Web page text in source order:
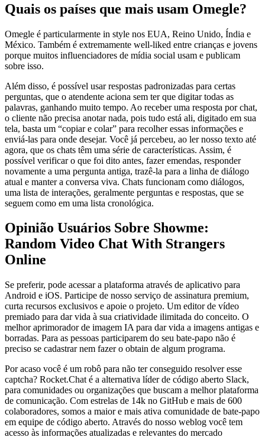
Quais os países que mais usam Omegle?
Omegle é particularmente in style nos EUA, Reino Unido, Índia e
México. Também é extremamente well-liked entre crianças e jovens
porque muitos influenciadores de mídia social usam e publicam
sobre isso.
Além disso, é possível usar respostas padronizadas para certas
perguntas, que o atendente aciona sem ter que digitar todas as
palavras, ganhando muito tempo. Ao receber uma resposta por chat,
o cliente não precisa anotar nada, pois tudo está ali, digitado em sua
tela, basta um “copiar e colar” para recolher essas informações e
enviá-las para onde desejar. Você já percebeu, ao ler nosso texto até
agora, que os chats têm uma série de características. Assim, é
possível verificar o que foi dito antes, fazer emendas, responder
novamente a uma pergunta antiga, trazê-la para a linha de diálogo
atual e manter a conversa viva. Chats funcionam como diálogos,
uma lista de interações, geralmente perguntas e respostas, que se
seguem como em uma lista cronológica.
Opinião Usuários Sobre Showme:
Random Video Chat With Strangers
Online
Se preferir, pode acessar a plataforma através de aplicativo para
Android e iOS. Participe de nosso serviço de assinatura premium,
curta recursos exclusivos e apoie o projeto. Um editor de vídeo
premiado para dar vida à sua criatividade ilimitada do conceito. O
melhor aprimorador de imagem IA para dar vida a imagens antigas e
borradas. Para as pessoas participarem do seu bate-papo não é
preciso se cadastrar nem fazer o obtain de algum programa.
Por acaso você é um robô para não ter conseguido resolver esse
captcha? Rocket.Chat é a alternativa líder de código aberto Slack,
para comunidades ou organizações que buscam a melhor plataforma
de comunicação. Com estrelas de 14k no GitHub e mais de 600
colaboradores, somos a maior e mais ativa comunidade de bate-papo
em equipe de código aberto. Através do nosso weblog você tem
acesso às informações atualizadas e relevantes do mercado